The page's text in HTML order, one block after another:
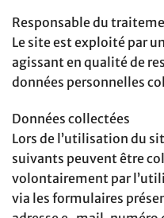
Responsable du
Le site est exploité par
agissant en qualité de
données personnelles
Données collectées
Lors de l’utilisation du
suivants peuvent être
volontairement par
via les formulaires